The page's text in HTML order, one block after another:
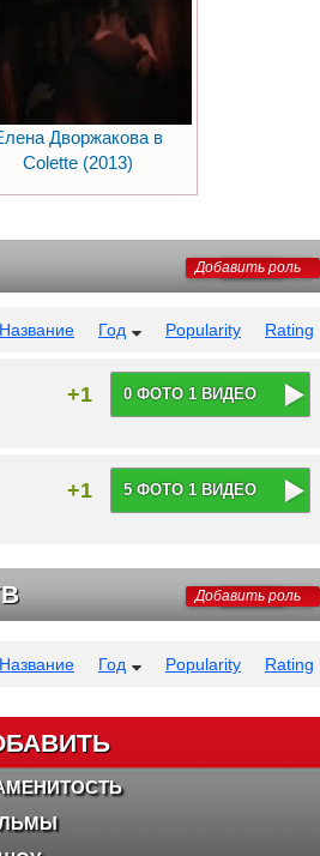
Дворжакова в
Colette (2013)
Добавить роль
Название Год Popularity Rating
0 ФОТО 1 ВИДЕО
+1
5 ФОТО 1 ВИДЕО
+1
Добавить роль
Название Год Popularity Rating